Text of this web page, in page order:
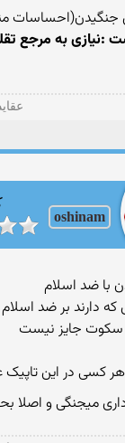
جنگیدن(احساسات
تقليد ندارد .نيازی
oshinam
که دارند بر ضد
جایز نیست
هر کسی در این
میجنگی و